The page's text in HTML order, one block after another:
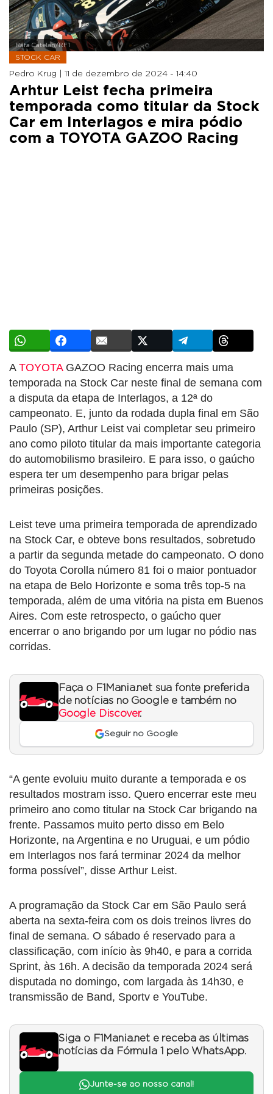
Rafa Catelan/RF1
STOCK CAR
Pedro Krug | 11 de dezembro de 2024 - 14:40
Arhtur Leist fecha primeira
temporada como titular da Stock
Car em Interlagos e mira pódio
com a TOYOTA GAZOO Racing
A TOYOTAGAZOO Racing encerra mais uma
temporada na Stock Car neste final de semana com
a disputa da etapa de Interlagos, a 12ª do
campeonato. E, junto da rodada dupla final em São
Paulo (SP), Arthur Leist vai completar seu primeiro
ano como piloto titular da mais importante categoria
do automobilismo brasileiro. E para isso, o gaúcho
espera ter um desempenho para brigar pelas
primeiras posições.
Leist teve uma primeira temporada de aprendizado
na Stock Car, e obteve bons resultados, sobretudo
a partir da segunda metade do campeonato. O dono
do Toyota Corolla número 81 foi o maior pontuador
na etapa de Belo Horizonte e soma três top-5 na
temporada, além de uma vitória na pista em Buenos
Aires. Com este retrospecto, o gaúcho quer
encerrar o ano brigando por um lugar no pódio nas
corridas.
Faça o F1Mania.net sua fonte preferida
de notícias no Google e também no
Google Discover.
Seguir no Google
“A gente evoluiu muito durante a temporada e os
resultados mostram isso. Quero encerrar este meu
primeiro ano como titular na Stock Car brigando na
frente. Passamos muito perto disso em Belo
Horizonte, na Argentina e no Uruguai, e um pódio
em Interlagos nos fará terminar 2024 da melhor
forma possível”, disse Arthur Leist.
A programação da Stock Car em São Paulo será
aberta na sexta-feira com os dois treinos livres do
final de semana. O sábado é reservado para a
classificação, com início às 9h40, e para a corrida
Sprint, às 16h. A decisão da temporada 2024 será
disputada no domingo, com largada às 14h30, e
transmissão de Band, Sportv e YouTube.
Siga o F1Mania.net e receba as últimas
notícias da Fórmula 1 pelo WhatsApp.
Junte-se ao nosso canal!